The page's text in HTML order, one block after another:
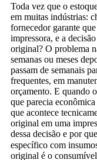
Toda vez que o
em muitas indústrias:
fornecedor garante
impressora, e a
original? O problema
semanas ou meses
passam de semanais
frequentes, em
orçamento. E quando
que parecia
que acontece
original em uma
dessa decisão e por
específico com
original é o